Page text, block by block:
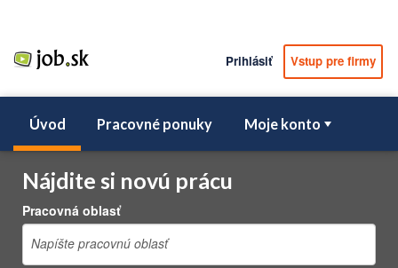
Prihlásiť Vstup pre firmy
Úvod Pracovné ponuky Moje konto
Nájdite si novú prácu
Pracovná oblasť